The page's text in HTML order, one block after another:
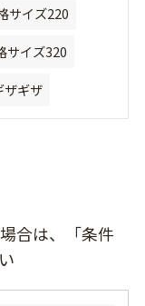
サイズ220
サイズ320
ザギザ
合は、「条件